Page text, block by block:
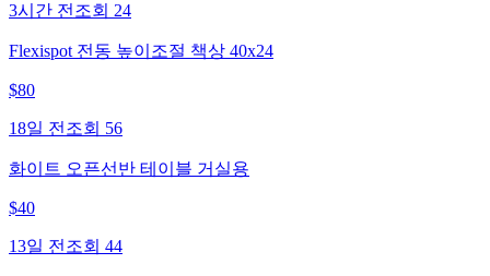
3시간 전 조회 24
Flexispot 전동 높이조절 책상 40x24
$80
18일 전 조회 56
화이트 오픈선반 테이블 거실용
$40
13일 전 조회 44